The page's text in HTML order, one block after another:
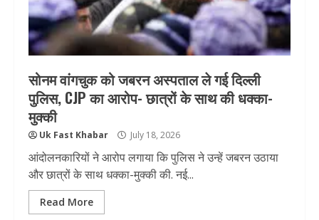
सोनम वांगचुक को जबरन अस्पताल ले गई दिल्ली
पुलिस, CJP का आरोप- छात्रों के साथ की धक्का-
मुक्की
Uk Fast Khabar July 18, 2026
आंदोलनकारियों ने आरोप लगाया कि पुलिस ने उन्हें जबरन उठाया
और छात्रों के साथ धक्का-मुक्की की. नई...
Read More